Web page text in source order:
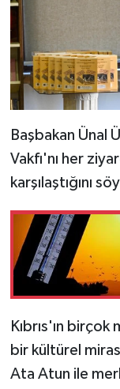
Başbakan Ünal
Vakfı'nı her
karşılaştığını
Kıbrıs'ın
bir kültürel
Ata Atun ile